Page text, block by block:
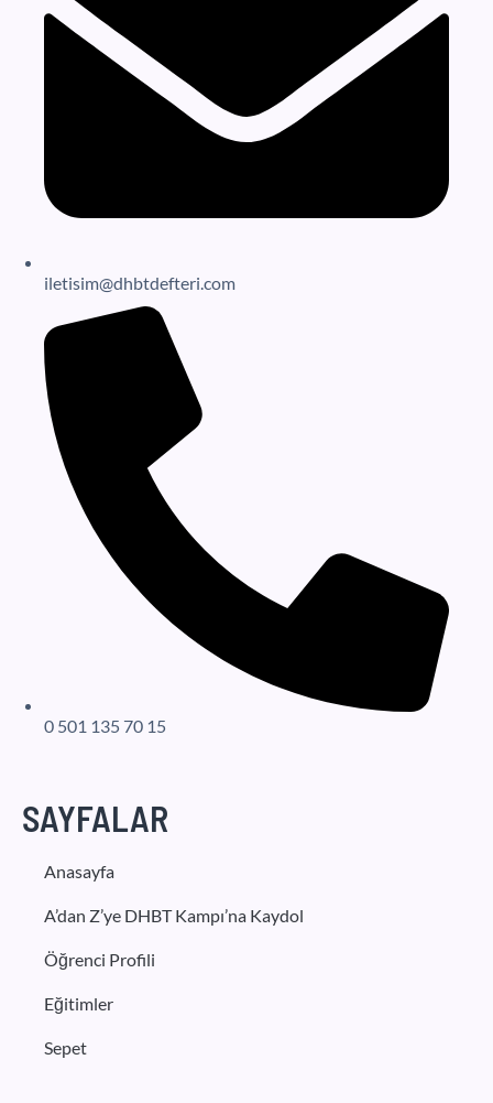
iletisim@dhbtdefteri.com
0 501 135 70 15
SAYFALAR
Anasayfa
A’dan Z’ye DHBT Kampı’na Kaydol
Öğrenci Profili
Eğitimler
Sepet